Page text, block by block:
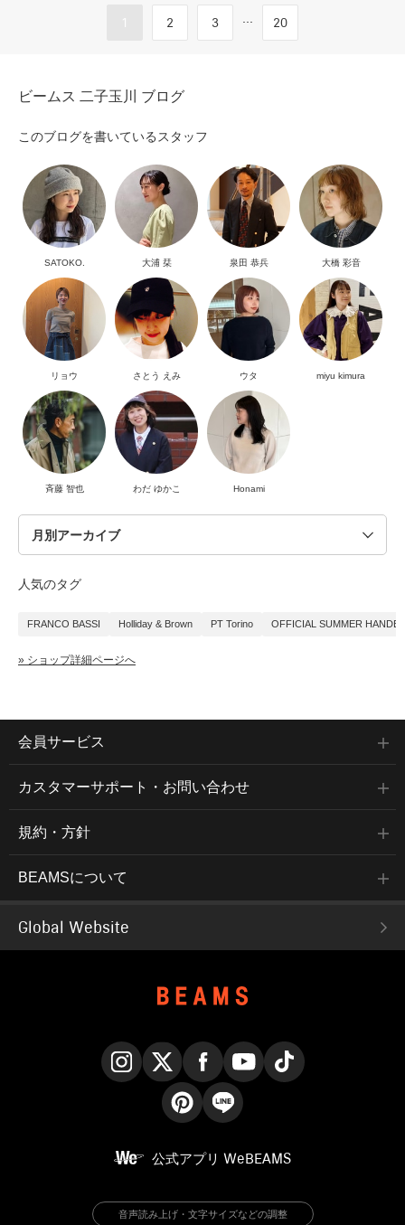
1 2 3 ... 20
ビームス 二子玉川 ブログ
このブログを書いているスタッフ
SATOKO. 大浦 栞 泉田 恭兵 大橋 彩音
リョウ さとう えみ ウタ miyu kimura
斉藤 智也 わだ ゆかこ Honami
人気のタグ
FRANCO BASSI Holliday & Brown PT Torino OFFICIAL SUMMER
» ショップ詳細ページへ
会員サービス
カスタマーサポート・お問い合わせ
規約・方針
BEAMSについて
Global Website
公式アプリ WeBEAMS
音声読み上げ・文字サイズなどの調整